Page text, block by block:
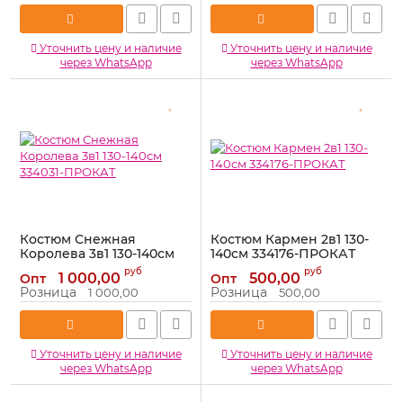
Уточнить цену и наличие
через WhatsApp
Уточнить цену и наличие
через WhatsApp
Костюм Снежная
Королева 3в1 130-140см
Артикул: 334031-ПРОКАТ
Опт 1 000,00 руб
Розница 1 000,00
Уточнить цену и наличие
через WhatsApp
Костюм Кармен 2в1 130-
140см 334176-ПРОКАТ
Артикул: 334176-ПРОКАТ
Опт 500,00 руб
Розница 500,00
Уточнить цену и наличие
через WhatsApp